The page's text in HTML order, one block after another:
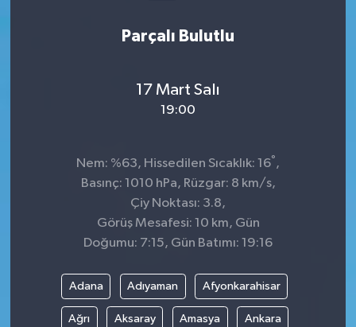
Parçalı Bulutlu
17 Mart Salı
19:00
Nem: %63, Hissedilen Sıcaklık: 16° ,
Basınç: 1010 hPa, Rüzgar: 8 km/s,
Çiy Noktası: 3.8,
Görüş Mesafesi: 10 km, Gün
Doğumu: 7:15, Gün Batımı: 19:16
Adana Adıyaman Afyonkarahisar
Ağrı Aksaray Amasya Ankara